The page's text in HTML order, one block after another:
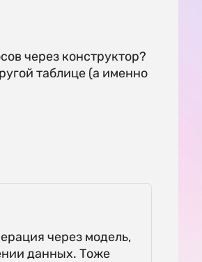
через конструктор?
таблице (а именно
через модель,
данных. Тоже